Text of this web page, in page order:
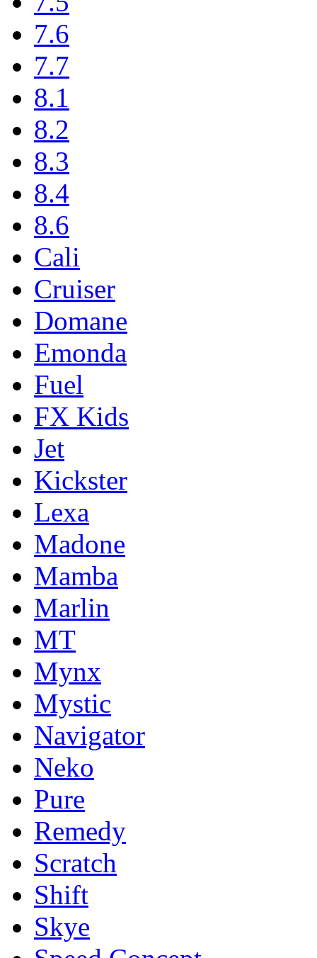
7.6
7.7
8.1
8.2
8.3
8.4
8.6
Cali
Cruiser
Domane
Emonda
Fuel
FX Kids
Jet
Kickster
Lexa
Madone
Mamba
Marlin
MT
Mynx
Mystic
Navigator
Neko
Pure
Remedy
Scratch
Shift
Skye